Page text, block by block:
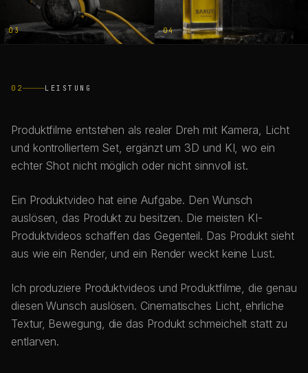
03 04
02 LEISTUNG
Produktfilme entstehen als realer Dreh mit Kamera, Licht
und kontrolliertem Set, ergänzt um 3D und KI, wo ein
echter Shot nicht möglich oder nicht sinnvoll ist.
Ein Produktvideo hat eine Aufgabe. Den Wunsch
auslösen, das Produkt zu besitzen. Die meisten KI-
Produktvideos schaffen das Gegenteil. Das Produkt sieht
aus wie ein Render, und ein Render weckt keine Lust.
Ich produziere Produktvideos und Produktfilme, die genau
diesen Wunsch auslösen. Cinematisches Licht, ehrliche
Textur, Bewegung, die das Produkt schmeichelt statt zu
entlarven.